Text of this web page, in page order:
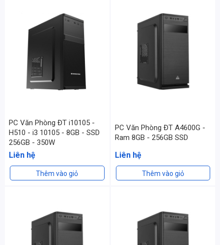
PC Văn Phòng ĐT i10105 -
H510 - i3 10105 - 8GB - SSD
256GB - 350W
Liên hệ
Thêm vào giỏ
PC Văn Phòng ĐT A4600G -
Ram 8GB - 256GB SSD
Liên hệ
Thêm vào giỏ